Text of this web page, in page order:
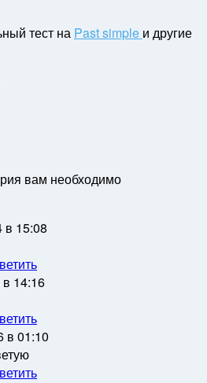
тест на Past simple и другие
вам необходимо
в 15:08
14:16
в 01:10